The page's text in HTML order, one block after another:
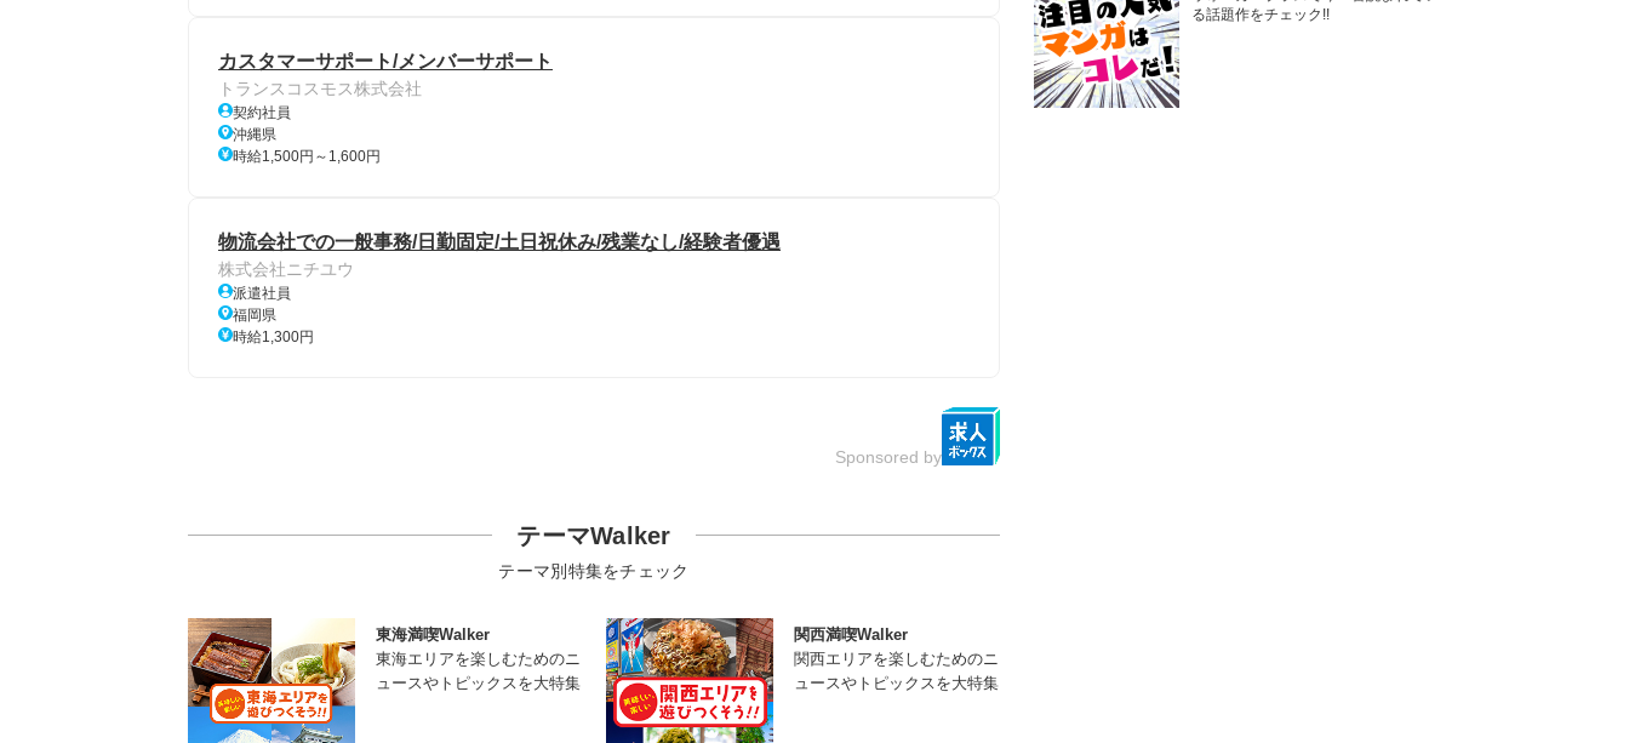
カスタマーサポート/メンバーサポート
トランスコスモス株式会社
契約社員
沖縄県
時給1,500円～1,600円
物流会社での一般事務/日勤固定/土日祝休み/残業なし/経験者優遇
株式会社ニチユウ
派遣社員
福岡県
時給1,300円
Sponsored by
テーマWalker
テーマ別特集をチェック
東海満喫Walker
東海エリアを楽しむためのニ
ュースやトピックスを大特集
関西満喫Walker
関西エリアを楽しむためのニ
ュースやトピックスを大特集
る話題作をチェック!!